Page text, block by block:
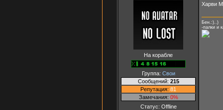
На корабле
Группа: Свои
Сообщений: 215
Репутация: 81
Замечания: 0%
Статус: Offline
Харви
Бен.:)..)
-палки и